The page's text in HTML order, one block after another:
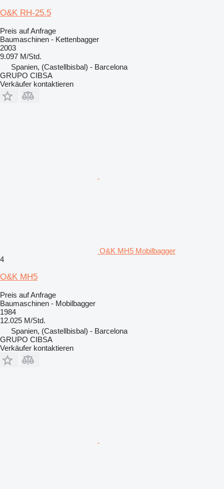
O&K RH-25.5
Preis auf Anfrage
Baumaschinen - Kettenbagger
2003
9.097 M/Std.
Spanien, (Castellbisbal) - Barcelona
GRUPO CIBSA
Verkäufer kontaktieren
O&K MH5 Mobilbagger
4
O&K MH5
Preis auf Anfrage
Baumaschinen - Mobilbagger
1984
12.025 M/Std.
Spanien, (Castellbisbal) - Barcelona
GRUPO CIBSA
Verkäufer kontaktieren